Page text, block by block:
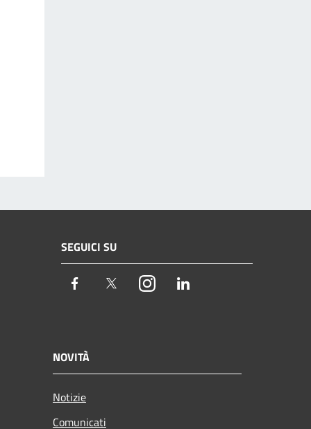
SEGUICI SU
Facebook TwitterInstagram
NOVITÀ
Notizie
Comunicati